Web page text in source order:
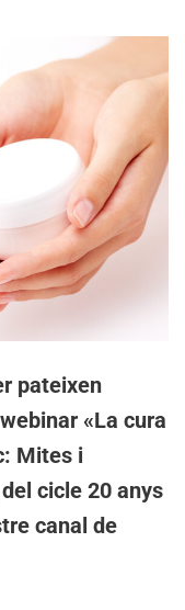
pateixen
«La cura
Mites i
cicle 20 anys
canal de